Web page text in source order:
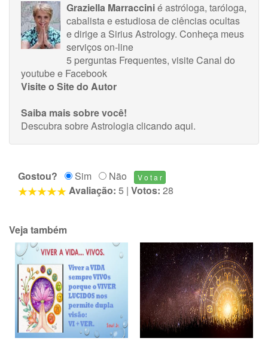
Graziella Marraccinié astróloga, taróloga,
cabalista e estudiosa de ciências ocultas
e dirige a Sirius Astrology. Conheça meus
serviços on-line
5 perguntas Frequentes, visiteCanal do
youtubee Facebook
Visite o Site do Autor
Saiba mais sobre você!
Descubra sobre Astrologiaclicando aqui.
Gostou? Sim
Não
Avaliação: 5 | Votos: 28
Veja também